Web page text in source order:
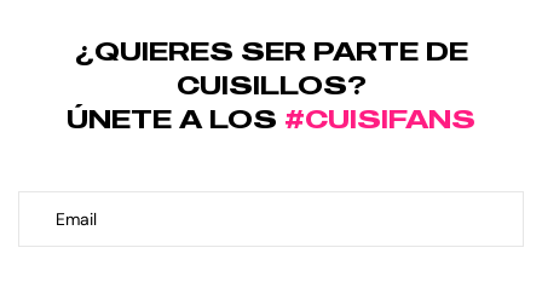
¿QUIERES SER PARTE DE
CUISILLOS?
ÚNETE A LOS #CUISIFANS